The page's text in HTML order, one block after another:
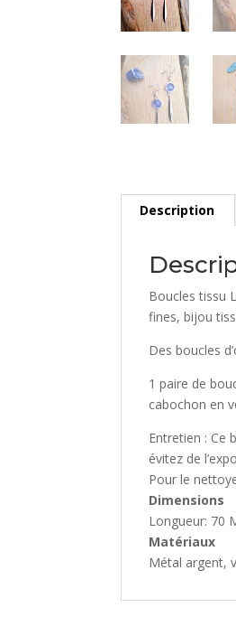
Description
Boucles tissu
fines, bijou
Des boucles
1 paire de
cabochon en
Entretien : Ce
évitez de
Pour le
Dimensions
Longueur: 70
Matériaux
Métal argent,